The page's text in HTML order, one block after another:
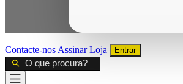
Contacte-nos AssinarLoja Entrar